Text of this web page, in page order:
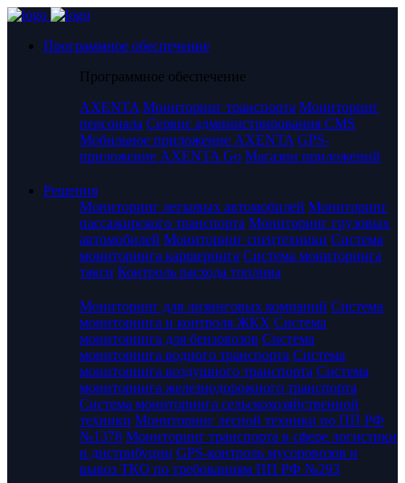
Программное обеспечение
Программное обеспечение
AXENTA Мониторинг транспорта Мониторинг
персонала Сервис администрирования CMS
Мобильное приложение AXENTA GPS-
приложение AXENTA Go Магазин приложений
Решения
Мониторинг легковых автомобилей Мониторинг
пассажирского транспорта Мониторинг грузовых
автомобилей Мониторинг спецтехники Система
мониторинга каршеринга Система мониторинга
такси Контроль расхода топлива
Мониторинг для лизинговых компаний Система
мониторинга и контроля ЖКХ Система
мониторинга для бензовозов Система
мониторинга водного транспорта Система
мониторинга воздушного транспорта Система
мониторинга железнодорожного транспорта
Система мониторинга сельскохозяйственной
техники Мониторинг лесной техники по ПП РФ
№1378 Мониторинг транспорта в сфере логистики
и дистрибуции GPS-контроль мусоровозов и
вывоз ТКО по требованиям ПП РФ №293